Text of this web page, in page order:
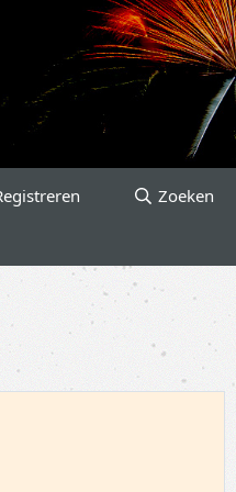
Zoeken